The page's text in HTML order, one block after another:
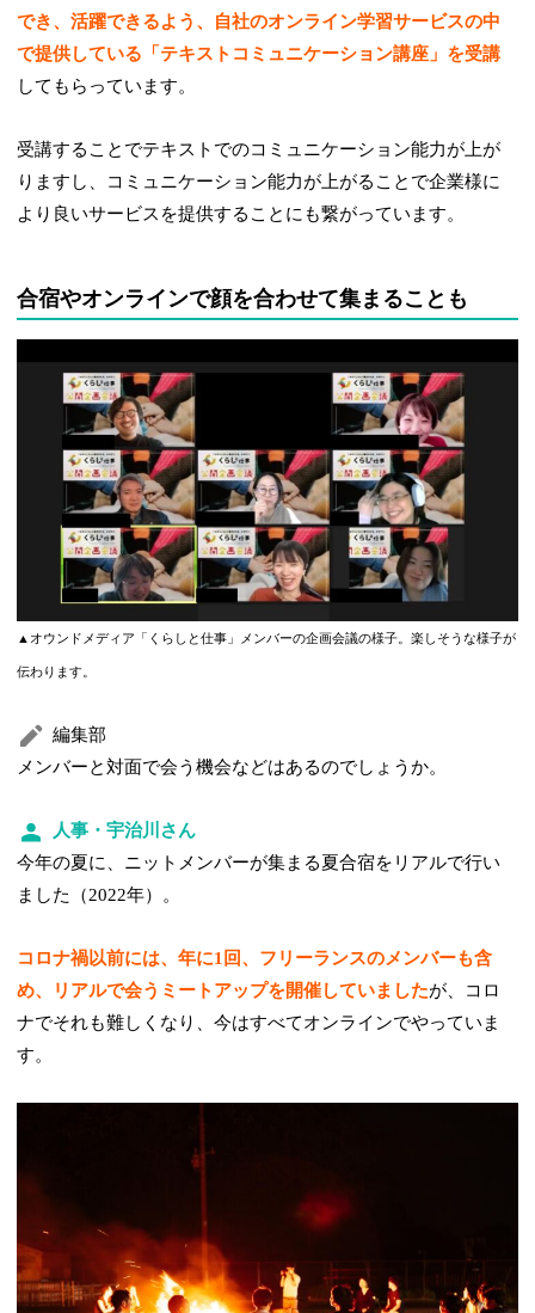
でき、活躍できるよう、自社のオンライン学習サービスの中
で提供している「テキストコミュニケーション講座」を受講
してもらっています。
受講することでテキストでのコミュニケーション能力が上が
りますし、コミュニケーション能力が上がることで企業様に
より良いサービスを提供することにも繋がっています。
合宿やオンラインで顔を合わせて集まることも
▲オウンドメディア「くらしと仕事」メンバーの企画会議の様子。楽しそうな様子が
伝わります。
編集部
メンバーと対面で会う機会などはあるのでしょうか。
人事・宇治川さん
今年の夏に、ニットメンバーが集まる夏合宿をリアルで行い
ました（2022年）。
コロナ禍以前には、年に1回、フリーランスのメンバーも含
め、リアルで会うミートアップを開催していましたが、コロ
ナでそれも難しくなり、今はすべてオンラインでやっていま
す。